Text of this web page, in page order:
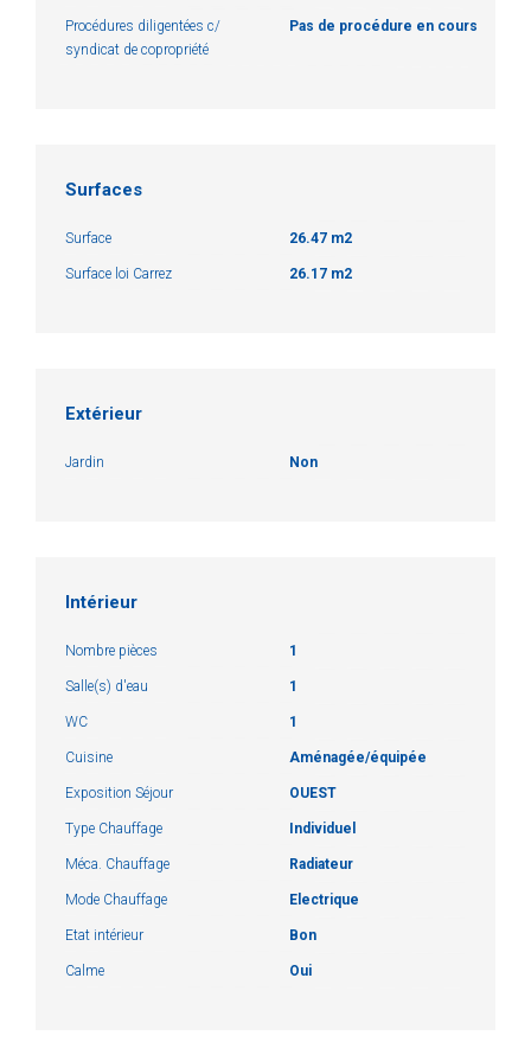
Procédures diligentées c/
syndicat de copropriété
Pas de procédure en cours
Surfaces
Surface 26.47 m2
Surface loi Carrez 26.17 m2
Extérieur
Jardin Non
Intérieur
Nombre pièces 1
Salle(s) d'eau 1
WC 1
Cuisine Aménagée/équipée
Exposition Séjour OUEST
Type Chauffage Individuel
Méca. Chauffage Radiateur
Mode Chauffage Electrique
Etat intérieur Bon
Calme Oui